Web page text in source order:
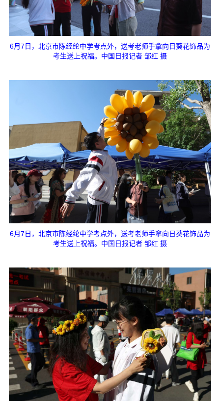
6月7日，北京市陈经纶中学考点外，送考老师手拿向日葵花饰品为
考生送上祝福。中国日报记者 邹红 摄
6月7日，北京市陈经纶中学考点外，送考老师手拿向日葵花饰品为
考生送上祝福。中国日报记者 邹红 摄